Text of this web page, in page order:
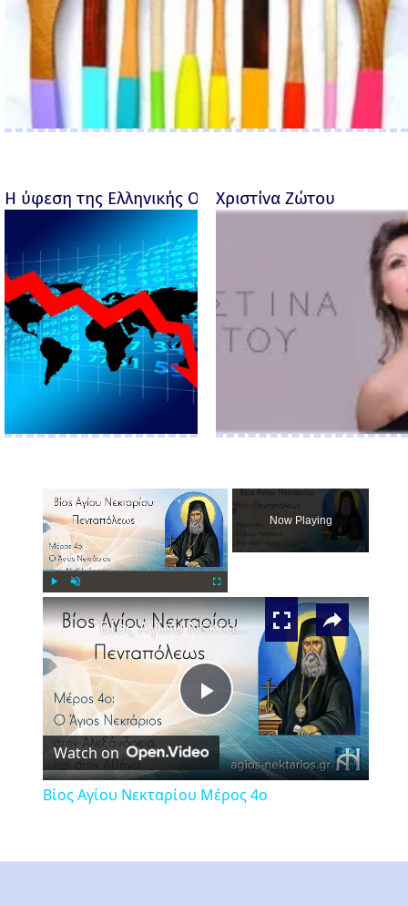
Η ύφεση της Ελληνικής Οικονομίας - Ροσέτος
Χριστίνα Ζώτου
Now Playing
×
Play
Video
Βίος Αγίου Νεκταρίου Μέρος 4ο
Watch on
Βίος Αγίου Νεκταρίου Μέρος 4ο